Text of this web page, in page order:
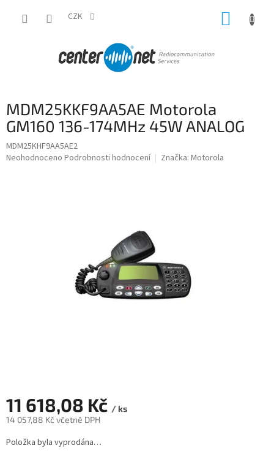
CZK
MDM25KKF9AA5AE Motorola
GM160 136-174MHz 45W ANALOG
MDM25KHF9AA5AE2
Průměrné
Neohodnoceno Podrobnosti hodnocení Značka: Motorola
11 618,08 Kč / ks
14 057,88 Kč včetně DPH
Měrná
cena:
Položka byla vyprodána…